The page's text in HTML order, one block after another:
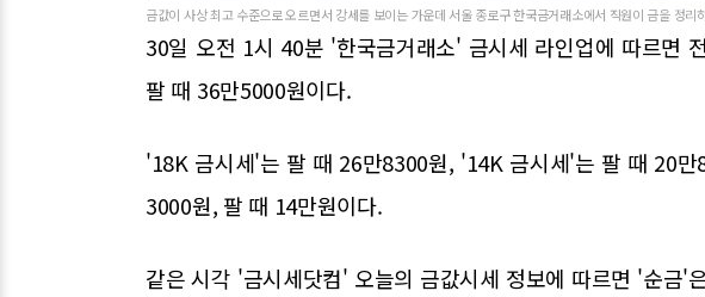
금값이 사상 최고 수준으로 오르면서 강세를 보이는 가운데 서울 종로구 한국금거래소에서 직원이 금을 정리
30일 오전 1시 40분 '한국금거래소' 금시세 라인업에 따르면
팔 때 36만5000원이다.
'18K 금시세'는 팔 때 26만8300원, '14K 금시세'는 팔 때 20
3000원, 팔 때 14만원이다.
같은 시각 '금시세닷컴' 오늘의 금값시세 정보에 따르면 '순금'